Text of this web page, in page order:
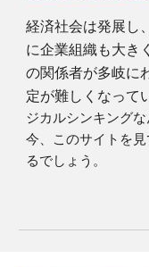
経済社会は発展し
に企業組織も大き
の関係者が多岐に
定が難しくなって
ジカルシンキング
今、このサイトを
るでしょう。